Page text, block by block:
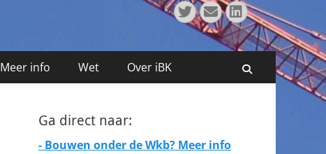
Twitter
E-
mail
LinkedIn
Meer info Wet Over iBK Zoeken
Ga direct naar:
- Bouwen onder de Wkb? Meer info